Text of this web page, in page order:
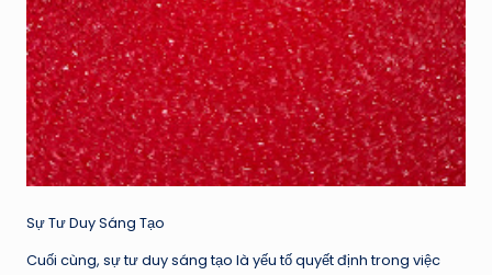
Sự Tư Duy Sáng Tạo
Cuối cùng, sự tư duy sáng tạo là yếu tố quyết định trong việc